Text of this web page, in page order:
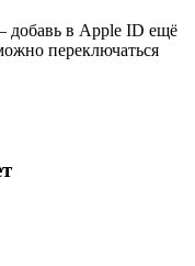
добавь в Apple ID ещё
переключаться